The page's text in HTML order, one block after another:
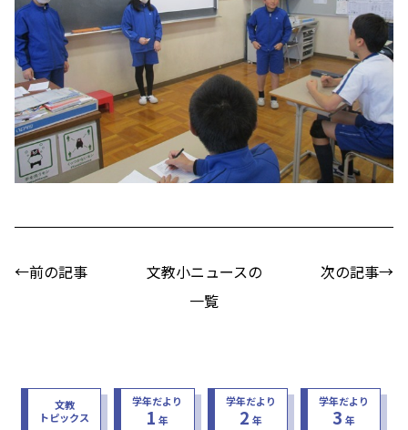
←前の記事
文教小ニュースの
一覧
次の記事→
文教
トピックス
学年だより
1 年
学年だより
2 年
学年だより
3 年